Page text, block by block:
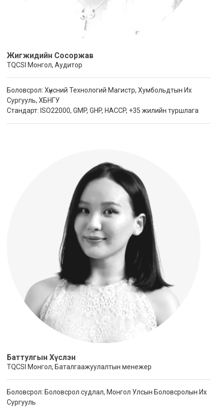
Жигжидийн Сосоржав
TQCSI Монгол, Аудитор
Боловсрол: Хүнсний Технологий Магистр, Хумбольдтын Их
Сургууль, ХБНГУ
Стандарт: ISO22000, GMP, GHP, HACCP, +35 жилийн туршлага
Баттулгын Хүслэн
TQCSI Монгол, Баталгаажуулалтын менежер
Боловсрол: Боловсрол судлал, Монгол Улсын Боловсролын Их
Сургууль